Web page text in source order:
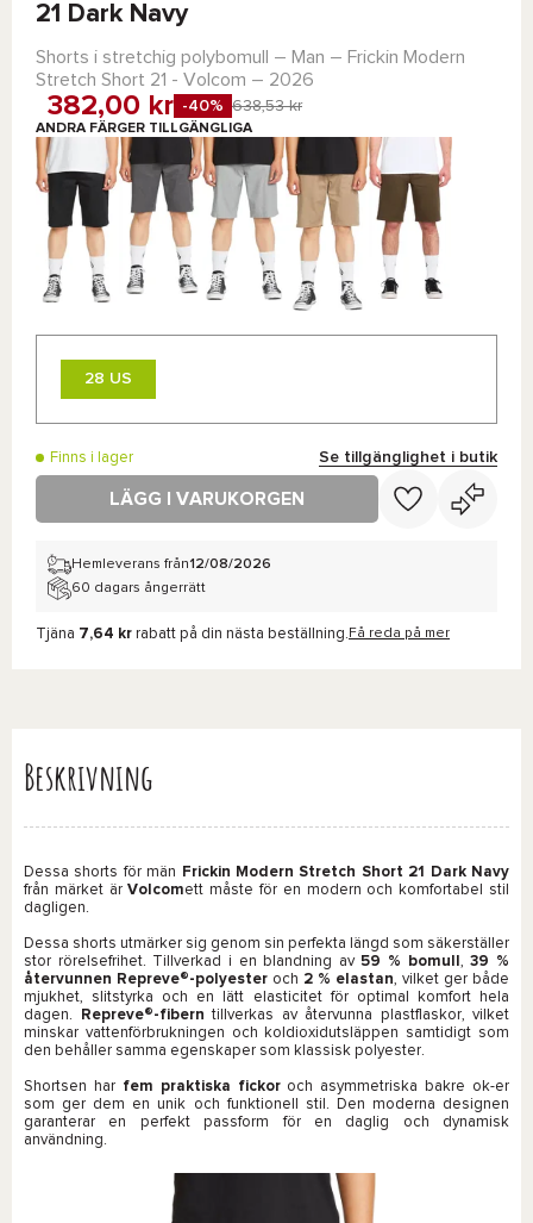
21 Dark Navy
Shorts i stretchig polybomull – Man – Frickin Modern
Stretch Short 21 - Volcom – 2026
382,00 kr -40% 638,53 kr
ANDRA FÄRGER TILLGÄNGLIGA
28 US
Finns i lager Se tillgänglighet i butik
LÄGG I VARUKORGEN
Hemleverans från12/08/2026
60 dagars ångerrätt
Tjäna 7,64 kr rabatt på din nästa beställning. Få reda på mer
Beskrivning
Dessa shorts för män
Frickin Modern Stretch Short 21 Dark Navy
från märket ärVolcomett måste för en modern och komfortabel stil
dagligen.
Dessa shorts utmärker sig genom sin perfekta längd som säkerställer
stor rörelsefrihet. Tillverkad i en blandning av 59 % bomull ,39 %
återvunnen Repreve®-polyester och 2 % elastan , vilket ger både
mjukhet, slitstyrka och en lätt elasticitet för optimal komfort hela
dagen.
Repreve®-fibern tillverkas av återvunna plastflaskor, vilket
minskar vattenförbrukningen och koldioxidutsläppen samtidigt som
den behåller samma egenskaper som klassisk polyester.
Shortsen har fem praktiska fickoroch asymmetriska bakre ok-er
som ger dem en unik och funktionell stil. Den moderna designen
garanterar en perfekt passform för en daglig och dynamisk
användning.